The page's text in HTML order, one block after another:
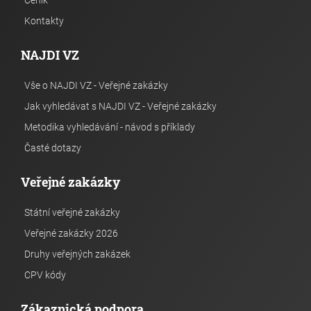
Kontakty
NAJDI VZ
Vše o NAJDI VZ - Veřejné zakázky
Jak vyhledávat s NAJDI VZ - Veřejné zakázky
Metodika vyhledávání - návod s příklady
Časté dotazy
Veřejné zakázky
Státní veřejné zakázky
Veřejné zakázky 2026
Druhy veřejných zakázek
CPV kódy